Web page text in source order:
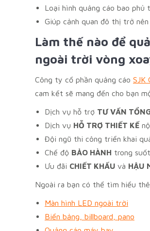
Loại hình quảng cáo bao phủ
Giúp cảnh quan đô thị trở
Làm thế nào để
ngoài trời vòng
Công ty cổ phần quảng cáo SJK
cam kết sẽ mang đến cho bạn
Dịch vụ hỗ trợ TƯ VẤN
Dịch vụ HỖ TRỢ THIẾT KẾ
Đội ngũ thi công triển khai
Chế độ BẢO HÀNH trong
Ưu đãi CHIẾT KHẤU và HẬU
Ngoài ra bạn có thể tìm hiểu
Màn hình LED ngoài trời
Biển bảng, billboard, pano